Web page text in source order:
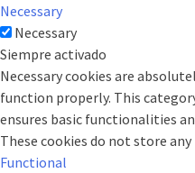
Necessary
Necessary
Siempre activado
Necessary cookies are
function properly. This
ensures basic functionalities
These cookies do not store
Functional